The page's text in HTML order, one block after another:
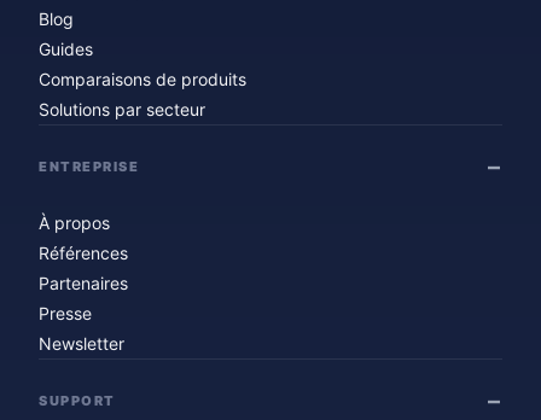
Blog
Guides
Comparaisons de produits
Solutions par secteur
ENTREPRISE
À propos
Références
Partenaires
Presse
Newsletter
SUPPORT